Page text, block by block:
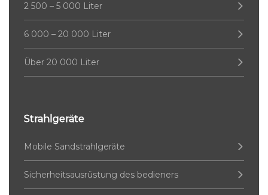
2 500 – 5 000 Liter
6 000 – 20 000 Liter
Über 20 000 Liter
Strahlgeräte
Mobile Sandstrahlgeräte
Sicherheitsausrüstung des bedieners